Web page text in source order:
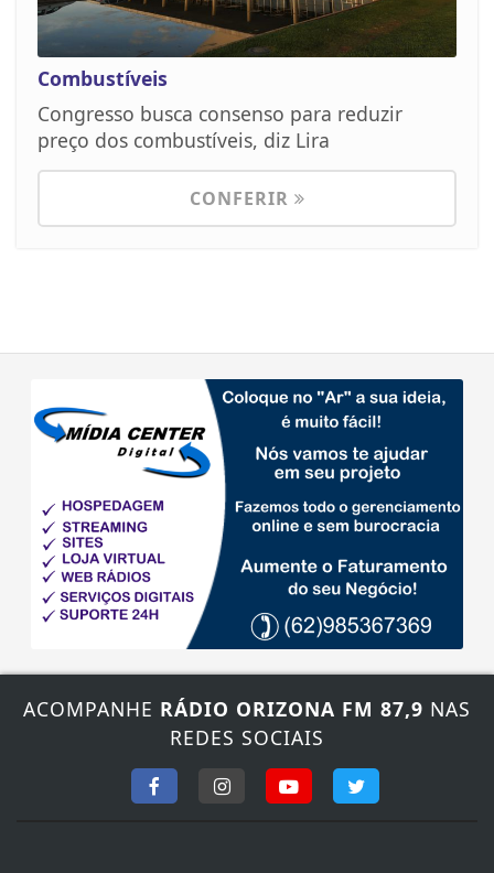
Combustíveis
Congresso busca consenso para reduzir
preço dos combustíveis, diz Lira
CONFERIR
ACOMPANHE RÁDIO ORIZONA FM 87,9 NAS
REDES SOCIAIS